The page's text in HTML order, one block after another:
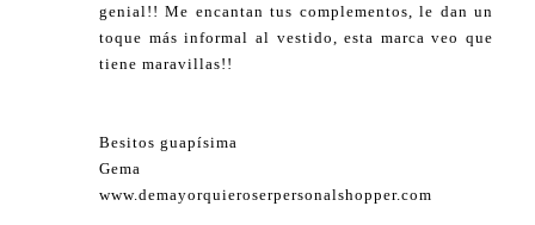
genial!! Me encantan tus complementos, le dan un
toque más informal al vestido, esta marca veo que
tiene maravillas!!
Besitos guapísima
Gema
www.demayorquieroserpersonalshopper.com